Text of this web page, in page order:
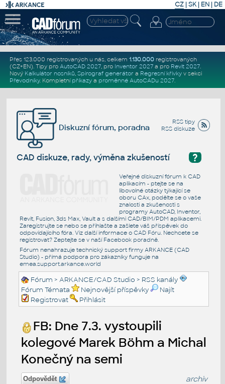
CZ | SK| EN | DE
Přes 123.000 registrovaných u nás, celkem 1.130.000registrovaných
(CZ+EN). Tipy pro AutoCAD 2027, pro Inventor 2027a pro Revit 2027.
Nový Kalkulátor nosníků, Spirograf generátor a Regresní křivkyv sekci
Převodníky. Kompletní příkazya proměnné AutoCADu 2027.
RSS tipy
RSS diskuze
Diskuzní fórum, poradna
?
CAD diskuze, rady, výměna zkušeností
Veřejné diskuzní fórum k CAD
aplikacím - ptejte se na
libovolné otázky týkající se
oboru CAx, podělte se o vaše
znalosti a zkušenosti s
programy AutoCAD, Inventor,
Revit, Fusion, 3ds Max, Vault a s dalšími CAD/BIM/PDM aplikacemi.
Zaregistrujte se nebo se přihlašte a zašlete váš příspěvek do
odpovídajícího fóra. Viz další informace o CAD Fóru. Nechcete se
registrovat? Zeptejte se v naší Facebook poradně.
Fórum nenahrazuje technický support firmy ARKANCE (CAD
Studio) - přímá podpora pro zákazníky funguje na
emea.support.arkance.world
Fórum >ARKANCE/CAD Studio > RSS kanály
Fórum Témata
Nejnovější příspěvky
Najít
Registrovat
Přihlásit
FB: Dne 7.3. vystoupili
kolegové Marek Böhm a Michal
Konečný na semi
Odpovědět archiv